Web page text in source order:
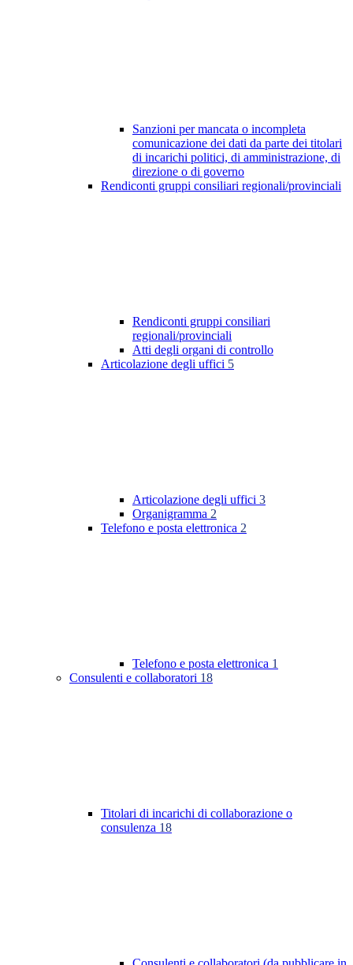
Sanzioni per mancata o incompleta
comunicazione dei dati da parte dei titolari
di incarichi politici, di amministrazione, di
direzione o di governo
Rendiconti gruppi consiliari regionali/provinciali
Rendiconti gruppi consiliari
regionali/provinciali
Atti degli organi di controllo
Articolazione degli uffici 5
Articolazione degli uffici 3
Organigramma 2
Telefono e posta elettronica 2
Telefono e posta elettronica 1
Consulenti e collaboratori 18
Titolari di incarichi di collaborazione o
consulenza 18